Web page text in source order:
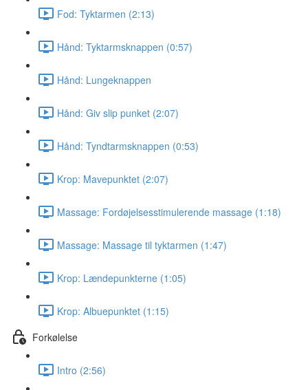
Fod: Tyktarmen (2:13)
Hånd: Tyktarmsknappen (0:57)
Hånd: Lungeknappen
Hånd: Giv slip punket (2:07)
Hånd: Tyndtarmsknappen (0:53)
Krop: Mavepunktet (2:07)
Massage: Fordøjelsesstimulerende massage (1:18)
Massage: Massage til tyktarmen (1:47)
Krop: Lændepunkterne (1:05)
Krop: Albuepunktet (1:15)
Forkølelse
Intro (2:56)